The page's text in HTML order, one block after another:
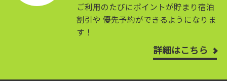
ご利用のたびにポイントが貯まり宿泊
割引や 優先予約ができるようになりま
す！
詳細はこちら